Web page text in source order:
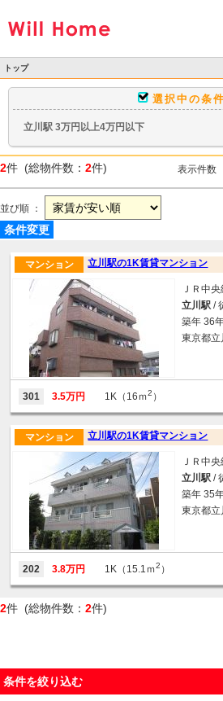
トップ
物件検索
> 物件一覧
選択中の条件
立川駅 3万円以上4万円以下
2件 (総物件数： 2件) 表示件数
並び順 ：
条件変更
立川駅の1K賃貸マンション
マンション
ＪＲ中央
立川駅 /
築年 36
東京都立
301 3.5万円 1K（16ｍ2 ）
立川駅の1K賃貸マンション
マンション
ＪＲ中央
立川駅 /
築年 35
東京都立
202 3.8万円 1K（15.1ｍ2 ）
2件 (総物件数： 2件)
条件を絞り込む